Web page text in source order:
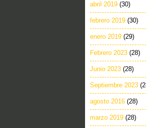
abril 2019 (30)
febrero 2019 (30)
enero 2019 (29)
Febrero 2023 (28)
Junio 2023 (28)
Septiembre 2023
agosto 2016 (28)
marzo 2019 (28)